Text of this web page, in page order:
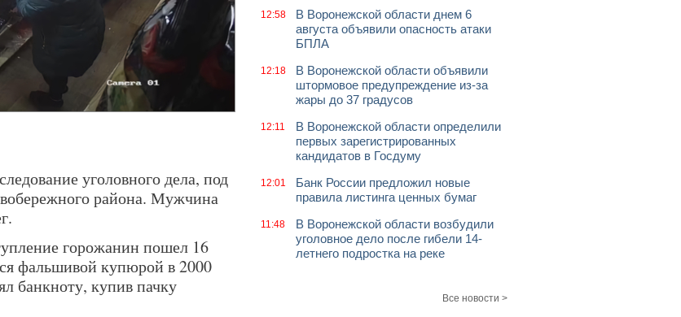
уголовного дела, под
района. Мужчина
горожанин пошел 16
фальшивой купюрой в 2000
банкноту, купив пачку
12:58
В Воронежской области днем 6
августа объявили опасность атаки
БПЛА
12:18
В Воронежской области объявили
штормовое предупреждение из-за
жары до 37 градусов
12:11
В Воронежской области определили
первых зарегистрированных
кандидатов в Госдуму
12:01
Банк России предложил новые
правила листинга ценных бумаг
11:48
В Воронежской области возбудили
уголовное дело после гибели 14-
летнего подростка на реке
Все новости >